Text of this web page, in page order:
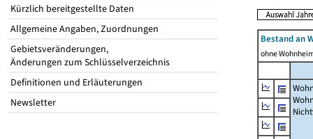
Kürzlich bereitgestellte Daten
Allgemeine Angaben, Zuordnungen
Gebietsveränderungen,
Änderungen zum Schlüsselverzeichnis
Definitionen und Erläuterungen
Newsletter
Bestand an
ohne